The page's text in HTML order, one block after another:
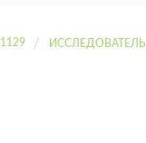
1129 ИССЛЕДОВАТЕЛЬ